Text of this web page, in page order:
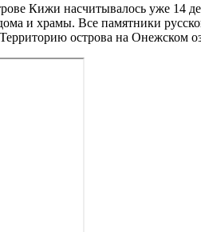
Кижи насчитывалось уже 14
и храмы. Все памятники
острова на Онежском